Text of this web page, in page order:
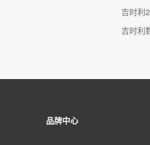
吉时利
吉时利
品牌中心